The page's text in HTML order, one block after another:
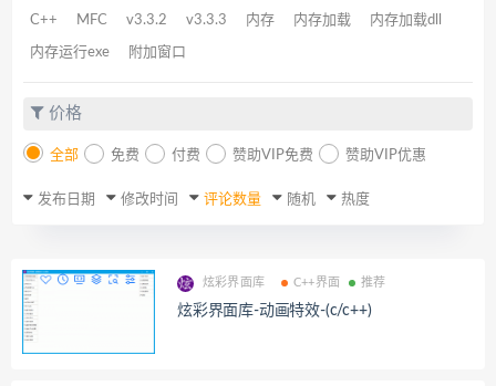
C++ MFC v3.3.2 v3.3.3 内存 内存加载 内存加载dll
内存运行exe 附加窗口
价格
全部 免费 付费 赞助VIP免费 赞助VIP优惠
发布日期 修改时间 评论数量 随机 热度
炫彩界面库 C++界面 推荐
炫彩界面库-动画特效-(c/c++)